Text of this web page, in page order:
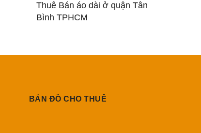
Thuê Bán áo dài ở quận Tân
Bình TPHCM
BẢN ĐỒ CHO THUÊ